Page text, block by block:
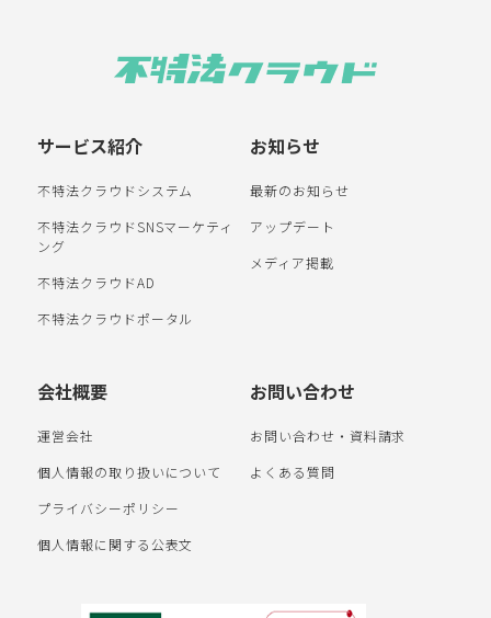
サービス紹介
不特法クラウドシステム
不特法クラウドSNSマーケティ
ング
不特法クラウドAD
不特法クラウドポータル
お知らせ
最新のお知らせ
アップデート
メディア掲載
会社概要
運営会社
個人情報の取り扱いについて
プライバシーポリシー
個人情報に関する公表文
お問い合わせ
お問い合わせ・資料請求
よくある質問